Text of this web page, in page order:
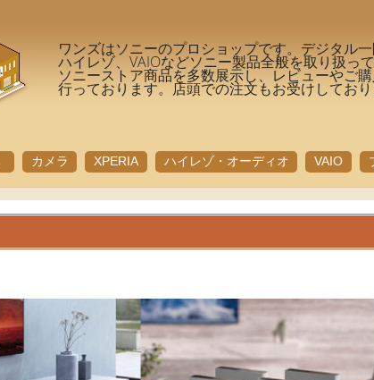
ワンズはソニーのプロショップです。デジタル一
ハイレゾ、VAIOなどソニー製品全般を取り扱って
ソニーストア商品を多数展示し、レビューやご
行っております。店頭での注文もお受けしており
カメラ XPERIA ハイレゾ・オーディオ VAIO